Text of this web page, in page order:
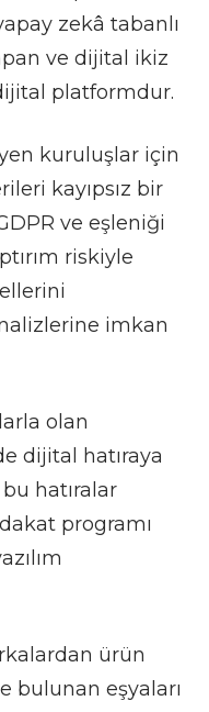
zekâ tabanlı
ve dijital ikiz
platformdur.
kuruluşlar için
kayıpsız bir
ve eşleniği
riskiyle
imkan
olan
dijital hatıraya
hatıralar
programı
ürün
bulunan eşyaları